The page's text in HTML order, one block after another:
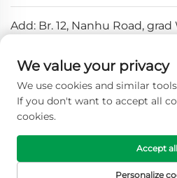
Add: Br. 12, Nanhu Road,
E-pošta:[email protected]
Tel:+86-18018310578
Autorska prava © 2025 Wuxi
co.ltd. Sva prava pridržana. -
We value your privacy
We use cookies and similar
If you don't want to accept all
cookies.
Personalize
Accept all